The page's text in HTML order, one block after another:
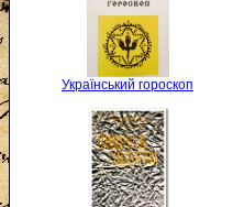
Український гороскоп